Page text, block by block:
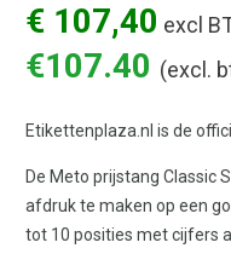
€ 107,40 excl
€107.40 (excl.
Etikettenplaza.nl is de
De Meto prijstang Classic
afdruk te maken op een
tot 10 posities met cijfers